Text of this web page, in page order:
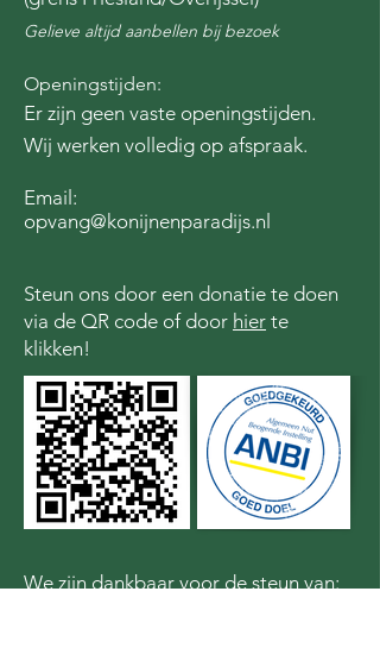
Gelieve altijd aanbellen bij bezoek
Openingstijden:
Er zijn geen vaste openingstijden.
Wij werken volledig op afspraak.
Email:
opvang@konijnenparadijs.nl
Steun ons door een donatie te doen
via de QR code of door hier te
klikken!
We zijn dankbaar voor de steun van: